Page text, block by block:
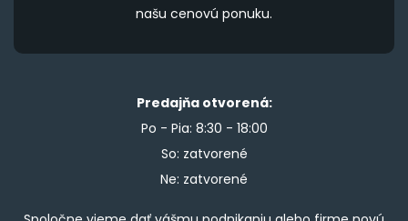
našu cenovú ponuku.
Predajňa otvorená:
Po - Pia: 8:30 - 18:00
So: zatvorené
Ne: zatvorené